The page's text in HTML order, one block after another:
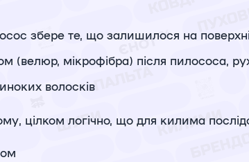
збере те, що залишилося на поверхні
(велюр, мікрофібра) після пилососа,
волосків
цілком логічно, що для килима